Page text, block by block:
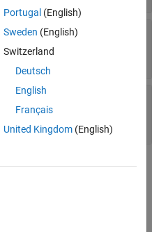
—Spherical harmonic
potential of third body
—
of Earth
Portugal (English)
Sweden (English)
Switzerland
Deutsch
English
Français
United Kingdom(English)